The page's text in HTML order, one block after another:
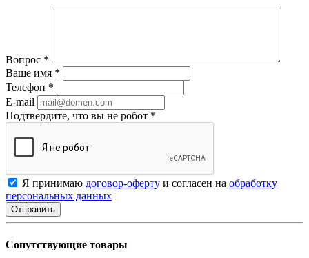
Вопрос *
Ваше имя *
Телефон *
E-mail
Подтвердите, что вы не робот *
Я принимаю договор-оферту и согласен на обработку
персональных данных
Сопутствующие товары